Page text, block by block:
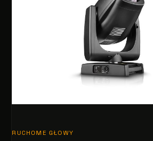
RUCHOME GŁOWY